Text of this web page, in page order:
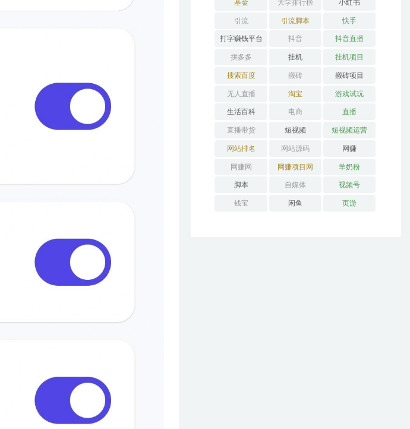
基金 大学排行榜 小红书
引流 引流脚本 快手
打字赚钱平台 抖音 抖音直播
拼多多 挂机 挂机项目
搜索百度 搬砖 搬砖项目
无人直播 淘宝 游戏试玩
生活百科 电商 直播
直播带货 短视频 短视频运营
网站排名 网站源码 网赚
网赚网 网赚项目网 羊奶粉
脚本 自媒体 视频号
钱宝 闲鱼 页游